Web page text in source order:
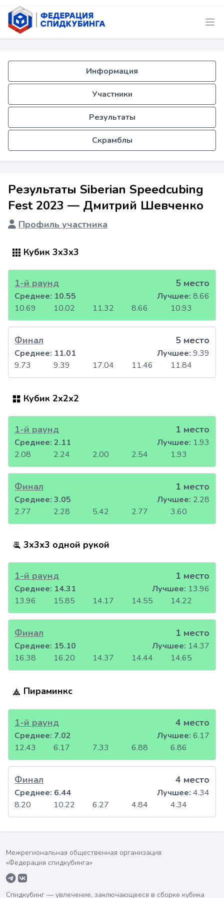
Информация
Участники
Результаты
Скрамблы
Результаты Siberian Speedcubing
Fest 2023 — Дмитрий Шевченко
Профиль участника
Кубик 3x3x3
1-й раунд 5 место
10.69 10.02 11.32 8.66 10.93
Среднее: 10.55 Лучшее: 8.66
Финал 5 место
9.73 9.39 17.04 11.46 11.84
Среднее: 11.01 Лучшее: 9.39
Кубик 2x2x2
1-й раунд 1 место
2.08 2.24 2.00 2.54 1.93
Среднее: 2.11 Лучшее: 1.93
Финал 1 место
2.77 2.28 5.42 2.77 3.60
Среднее: 3.05 Лучшее: 2.28
3x3x3 одной рукой
1-й раунд 1 место
13.96 15.85 14.17 14.55 14.22
Среднее: 14.31 Лучшее: 13.96
Финал 1 место
16.38 16.20 14.37 14.44 14.65
Среднее: 15.10 Лучшее: 14.37
Пираминкс
1-й раунд 4 место
12.43 6.17 7.33 6.88 6.86
Среднее: 7.02 Лучшее: 6.17
Финал 4 место
8.20 10.22 6.27 4.84 4.34
Среднее: 6.44 Лучшее: 4.34
Межрегиональная общественная организация
«Федерация спидкубинга»
Спидкубинг — увлечение, заключающееся в сборке кубика